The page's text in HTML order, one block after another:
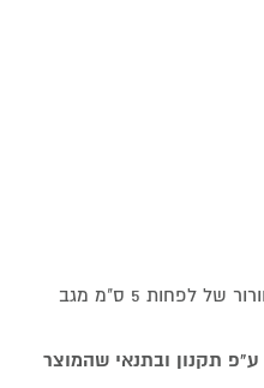
*חשוב*: יש לוודא קיום מרחב אוורור של לפחות 5 ס"מ מגב
ע"פ תקנון ובתנאי שהמוצר